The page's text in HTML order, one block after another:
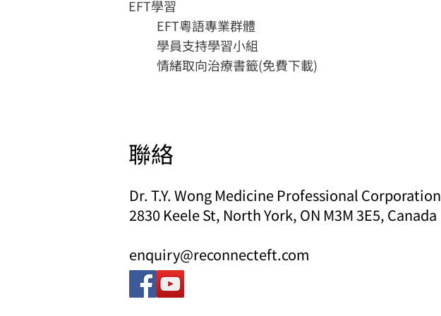
EFT Trainer Clinic
​EFT學習
EFT粵語專業群體
學員支持學習小組
情緒取向治療書籤(免費下載)
聯絡
Dr. T.Y. Wong Medicine Professional Corporation
2830 Keele St, North York, ON M3M 3E5, Canada
enquiry@reconnecteft.com